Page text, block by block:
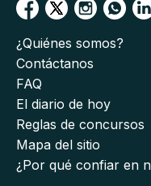
¿Quiénes somos?
Contáctanos
FAQ
El diario de hoy
Reglas de concursos
Mapa del sitio
¿Por qué confiar en